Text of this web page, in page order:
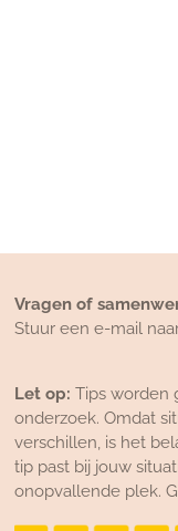
Vragen of
Stuur een e-mail
Let op: Tips worden
onderzoek. Omdat
verschillen, is het
tip past bij jouw
onopvallende plek.